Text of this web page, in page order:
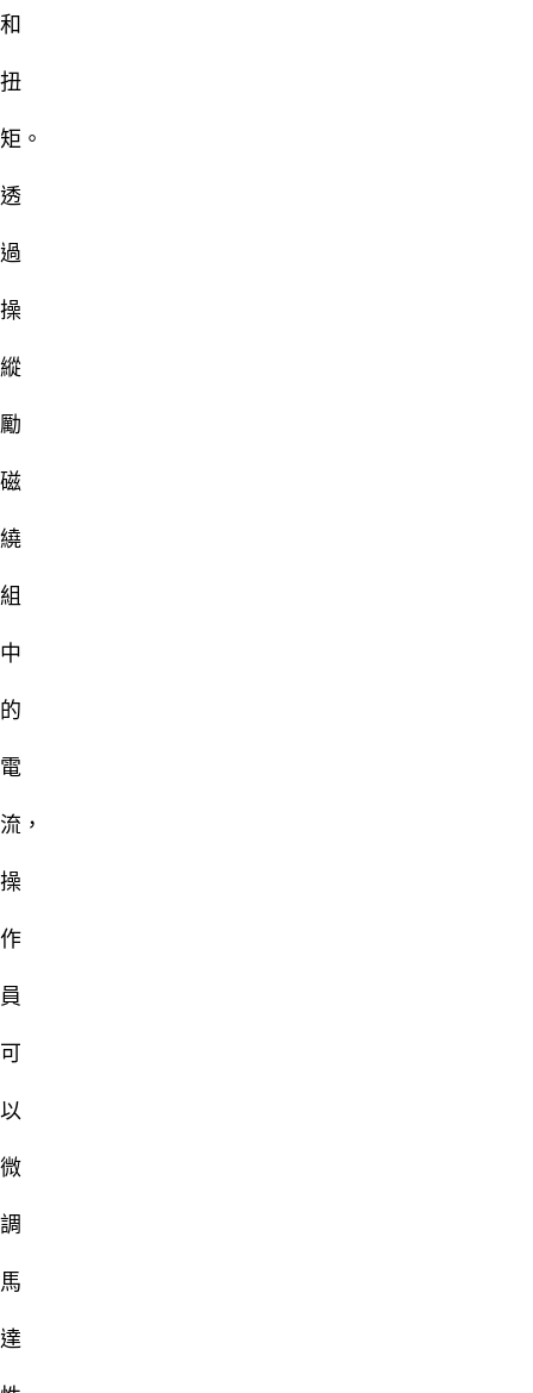
和
扭
矩。
透
過
操
縱
勵
磁
繞
組
中
的
電
流，
操
作
員
可
以
微
調
馬
達